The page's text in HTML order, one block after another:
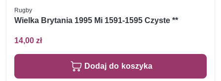
Rugby
Wielka Brytania 1995 Mi 1591-1595 Czyste **
14,00 zł
Dodaj do koszyka